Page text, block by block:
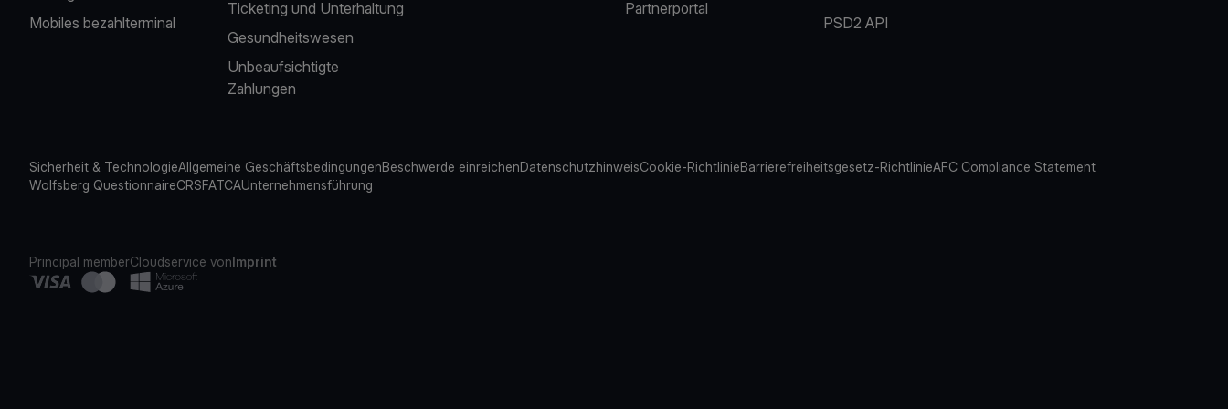
Mobiles bezahlterminal
Ticketing und Unterhaltung
Gesundheitswesen
Unbeaufsichtigte
Zahlungen
Partnerportal
PSD2 API
Sicherheit & TechnologieAllgemeine GeschäftsbedingungenBeschwerde einreichenDatenschutzhinweisCookie-RichtlinieBarrierefreiheitsgesetz-RichtlinieAFC Compliance Statement
Wolfsberg QuestionnaireCRSFATCAUnternehmensführung
Principal memberCloudservice vonImprint